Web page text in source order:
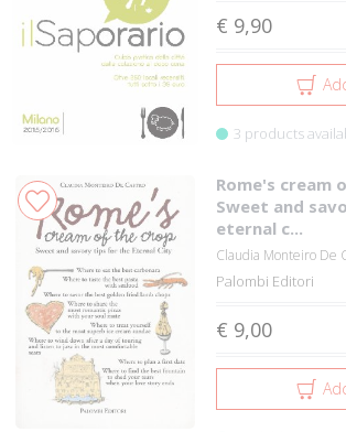
€ 9,90
3 products
Rome's cream
Sweet and
eternal c...
Claudia Monteiro De
Palombi Editori
€ 9,00